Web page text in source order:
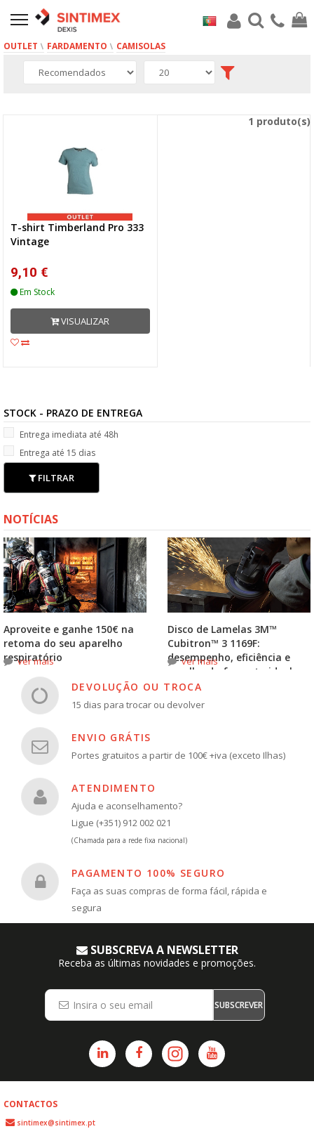
OUTLET FARDAMENTO CAMISOLAS
1 produto(s)
T-shirt Timberland Pro 333
Vintage
9,10 €
Em Stock
VISUALIZAR
STOCK - PRAZO DE ENTREGA
Entrega imediata até 48h
Entrega até 15 dias
FILTRAR
NOTÍCIAS
Aproveite e ganhe 150€ na
retoma do seu aparelho
respiratório
ver mais
Disco de Lamelas 3M™
Cubitron™ 3 1169F:
desempenho, eficiência e
escolha do formato ideal
ver mais
DEVOLUÇÃO OU TROCA
15 dias para trocar ou devolver
ENVIO GRÁTIS
Portes gratuitos a partir de 100€ +iva (exceto Ilhas)
ATENDIMENTO
Ajuda e aconselhamento?
Ligue (+351) 912 002 021
(Chamada para a rede fixa nacional)
PAGAMENTO 100% SEGURO
Faça as suas compras de forma fácil, rápida e
segura
SUBSCREVA A NEWSLETTER
Receba as últimas novidades e promoções.
SUBSCREVER
CONTACTOS
sintimex@sintimex.pt